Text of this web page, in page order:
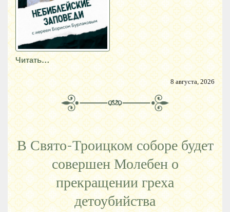
Читать…
8 августа, 2026
В Свято-Троицком соборе будет
совершен Молебен о
прекращении греха
детоубийства